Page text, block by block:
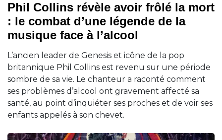
Phil Collins révèle avoir frôlé la mort
: le combat d’une légende de la
musique face à l’alcool
L’ancien leader de Genesis et icône de la pop
britannique Phil Collins est revenu sur une période
sombre de sa vie. Le chanteur a raconté comment
ses problèmes d’alcool ont gravement affecté sa
santé, au point d’inquiéter ses proches et de voir ses
enfants appelés à son chevet.